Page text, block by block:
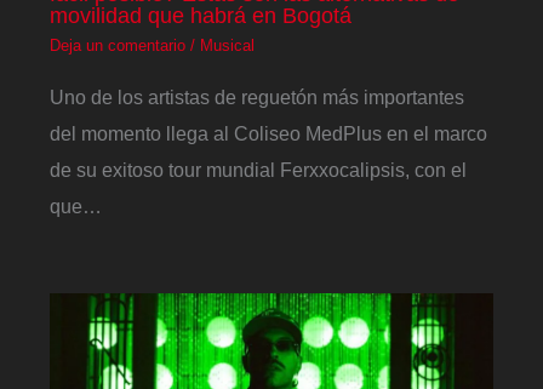
movilidad que habrá en Bogotá
Deja un comentario / Musical
Uno de los artistas de reguetón más importantes
del momento llega al Coliseo MedPlus en el marco
de su exitoso tour mundial Ferxxocalipsis, con el
que…